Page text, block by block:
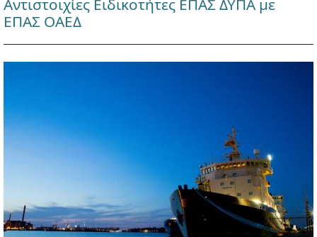
Αντιστοιχίες Ειδικοτήτες ΕΠΑΣ ΔΥΠΑ με
ΕΠΑΣ ΟΑΕΔ